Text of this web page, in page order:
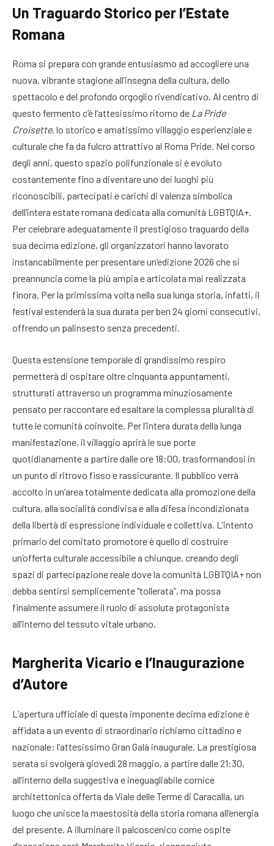
Un Traguardo Storico per l’Estate
Romana
Roma si prepara con grande entusiasmo ad accogliere una
nuova, vibrante stagione all’insegna della cultura, dello
spettacolo e del profondo orgoglio rivendicativo. Al centro di
questo fermento c’è l’attesissimo ritorno de La Pride
Croisette, lo storico e amatissimo villaggio esperienziale e
culturale che fa da fulcro attrattivo al Roma Pride. Nel corso
degli anni, questo spazio polifunzionale si è evoluto
costantemente fino a diventare uno dei luoghi più
riconoscibili, partecipati e carichi di valenza simbolica
dell’intera estate romana dedicata alla comunità LGBTQIA+.
Per celebrare adeguatamente il prestigioso traguardo della
sua decima edizione, gli organizzatori hanno lavorato
instancabilmente per presentare un’edizione 2026 che si
preannuncia come la più ampia e articolata mai realizzata
finora. Per la primissima volta nella sua lunga storia, infatti, il
festival estenderà la sua durata per ben 24 giorni consecutivi,
offrendo un palinsesto senza precedenti.
Questa estensione temporale di grandissimo respiro
permetterà di ospitare oltre cinquanta appuntamenti,
strutturati attraverso un programma minuziosamente
pensato per raccontare ed esaltare la complessa pluralità di
tutte le comunità coinvolte. Per l’intera durata della lunga
manifestazione, il villaggio aprirà le sue porte
quotidianamente a partire dalle ore 18:00, trasformandosi in
un punto di ritrovo fisso e rassicurante. Il pubblico verrà
accolto in un’area totalmente dedicata alla promozione della
cultura, alla socialità condivisa e alla difesa incondizionata
della libertà di espressione individuale e collettiva. L’intento
primario del comitato promotore è quello di costruire
un’offerta culturale accessibile a chiunque, creando degli
spazi di partecipazione reale dove la comunità LGBTQIA+ non
debba sentirsi semplicemente “tollerata”, ma possa
finalmente assumere il ruolo di assoluta protagonista
all’interno del tessuto vitale urbano.
Margherita Vicario e l’Inaugurazione
d’Autore
L’apertura ufficiale di questa imponente decima edizione è
affidata a un evento di straordinario richiamo cittadino e
nazionale: l’attesissimo Gran Galà inaugurale. La prestigiosa
serata si svolgerà giovedì 28 maggio, a partire dalle 21:30,
all’interno della suggestiva e ineguagliabile cornice
architettonica offerta da Viale delle Terme di Caracalla, un
luogo che unisce la maestosità della storia romana all’energia
del presente. A illuminare il palcoscenico come ospite